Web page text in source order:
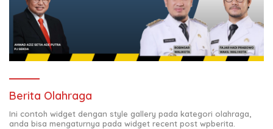
Berita Olahraga
Ini contoh widget dengan style gallery pada kategori olahraga,
anda bisa mengaturnya pada widget recent post wpberita.